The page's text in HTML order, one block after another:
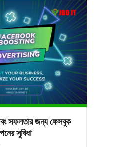
সফলতার জন্য ফেসবুক
সুবিধা